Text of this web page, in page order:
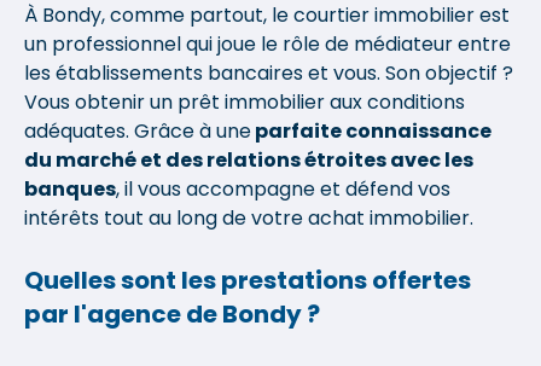
À Bondy, comme partout, le courtier immobilier est
un professionnel qui joue le rôle de médiateur entre
les établissements bancaires et vous. Son objectif ?
Vous obtenir un prêt immobilier aux conditions
adéquates. Grâce à uneparfaite connaissance
du marché et des relations étroites avec les
banques, il vous accompagne et défend vos
intérêts tout au long de votre achat immobilier.
Quelles sont les prestations offertes
par l'agence de Bondy ?